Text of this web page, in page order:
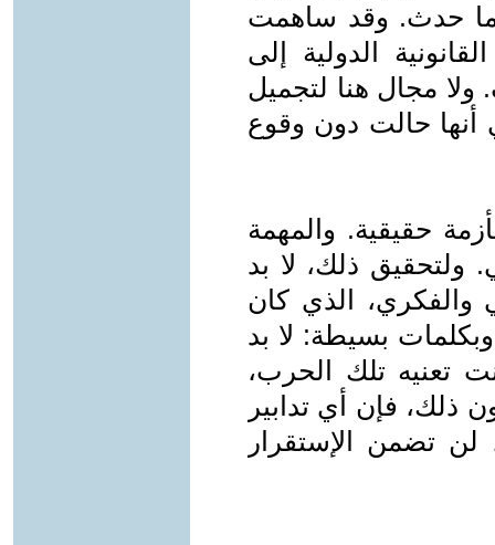
ما حدث. وقد ساهمت
الدولية إلى
مجال هنا لتجميل
حالت دون وقوع
حقيقية. والمهمة
ولتحقيق ذلك، لا بد
والفكري، الذي كان
وبكلمات بسيطة: لا بد
تعنيه تلك الحرب،
ذلك، فإن أي تدابير
لن تضمن الإستقرار